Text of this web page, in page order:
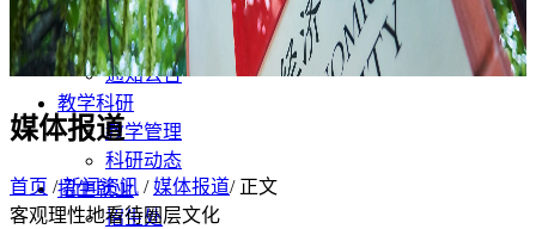
学院动态
学术讲座
通知公告
教学科研
教学管理
科研动态
招生就业
招生处
媒体报道
首页 /新闻资讯 /媒体报道/ 正文
客观理性地看待圈层文化